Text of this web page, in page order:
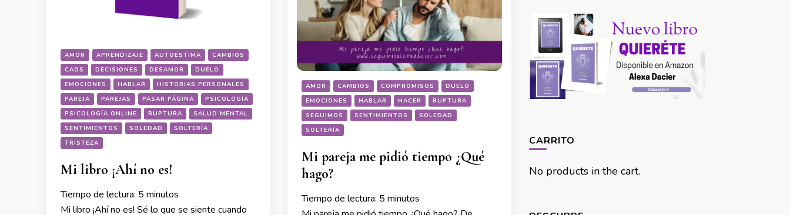
AMOR APRENDIZAJE AUTOESTIMA
CAMBIOS
CAOS
DECISIONES DESAMOR
DUELO
EMOCIONES
HABLAR
HISTORIAS PERSONALES
PAREJA
PAREJAS PASAR PÁGINA
PSICOLOGÍA
PSICOLOGÍA ONLINE
RUPTURA
SALUD MENTAL
SENTIMIENTOS
SOLEDAD
SOLTERÍA
TRISTEZA
Mi libro ¡Ahí no es!
Tiempo de lectura: 5 minutos
Mi libro ¡Ahí no es! Sé lo que se siente cuando
AMOR CAMBIOS COMPROMISOS
DUELO
EMOCIONES
HABLAR HACER
RUPTURA
SEGUIMOS
SENTIMIENTOS
SOLEDAD
SOLTERÍA
Mi pareja me pidió tiempo ¿Qué
hago?
Tiempo de lectura: 5 minutos
CARRITO
No products in the cart.